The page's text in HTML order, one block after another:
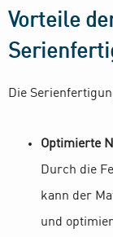
Vorteile
Die
Optimierte
Durch die
kann der
und